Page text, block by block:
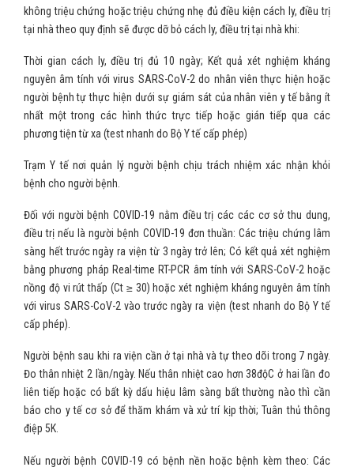
không triệu chứng hoặc triệu chứng nhẹ đủ điều kiện cách ly, điều trị
tại nhà theo quy định sẽ được dỡ bỏ cách ly, điều trị tại nhà khi:
Thời gian cách ly, điều trị đủ 10 ngày; Kết quả xét nghiệm kháng
nguyên âm tính với virus SARS-CoV-2 do nhân viên thực hiện hoặc
người bệnh tự thực hiện dưới sự giám sát của nhân viên y tế bằng ít
nhất một trong các hình thức trực tiếp hoặc gián tiếp qua các
phương tiện từ xa (test nhanh do Bộ Y tế cấp phép)
Trạm Y tế nơi quản lý người bệnh chịu trách nhiệm xác nhận khỏi
bệnh cho người bệnh.
Đối với người bệnh COVID-19 nằm điều trị các các cơ sở thu dung,
điều trị nếu là người bệnh COVID-19 đơn thuần: Các triệu chứng lâm
sàng hết trước ngày ra viện từ 3 ngày trở lên; Có kết quả xét nghiệm
bằng phương pháp Real-time RT-PCR âm tính với SARS-CoV-2 hoặc
nồng độ vi rút thấp (Ct ≥ 30) hoặc xét nghiệm kháng nguyên âm tính
với virus SARS-CoV-2 vào trước ngày ra viện (test nhanh do Bộ Y tế
cấp phép).
Người bệnh sau khi ra viện cần ở tại nhà và tự theo dõi trong 7 ngày.
Đo thân nhiệt 2 lần/ngày. Nếu thân nhiệt cao hơn 38độC ở hai lần đo
liên tiếp hoặc có bất kỳ dấu hiệu lâm sàng bất thường nào thì cần
báo cho y tế cơ sở để thăm khám và xử trí kịp thời; Tuân thủ thông
điệp 5K.
Nếu người bệnh COVID-19 có bệnh nền hoặc bệnh kèm theo: Các